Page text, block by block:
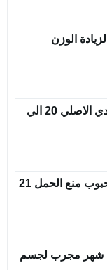
الوزن
رجيم اسامه حمدي الاصلي 20 الي
كيفية استعمال حبوب منع الحمل 21
شهر مجرب لجسم